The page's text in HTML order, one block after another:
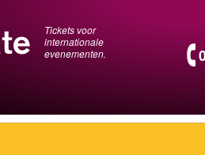
Tickets voor
internationale
evenementen.